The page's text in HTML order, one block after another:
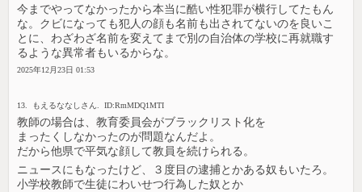
今までやってなかったから本当に酷い性犯罪が横行してたもん
な。クビになっても犯人の顔も名前も出されてないのを良いこ
とに、わざわざ名前を変えてまで別の自治体の学校に再就職す
るような異常者もいるからな。
2025年12月23日 01:53
13. もえるななしさん. ID:RmMDQ1MTI
教師の場合は、教育委員会がブラックリスト化を
まったくしなかったのが問題なんだよ。
だから他県で平気な顔して教員を続けられる。
ニュースにもなったけど、３度目の逮捕とかある奴もいたろ。
小学校教師で生徒にわいせつ行為した奴とか